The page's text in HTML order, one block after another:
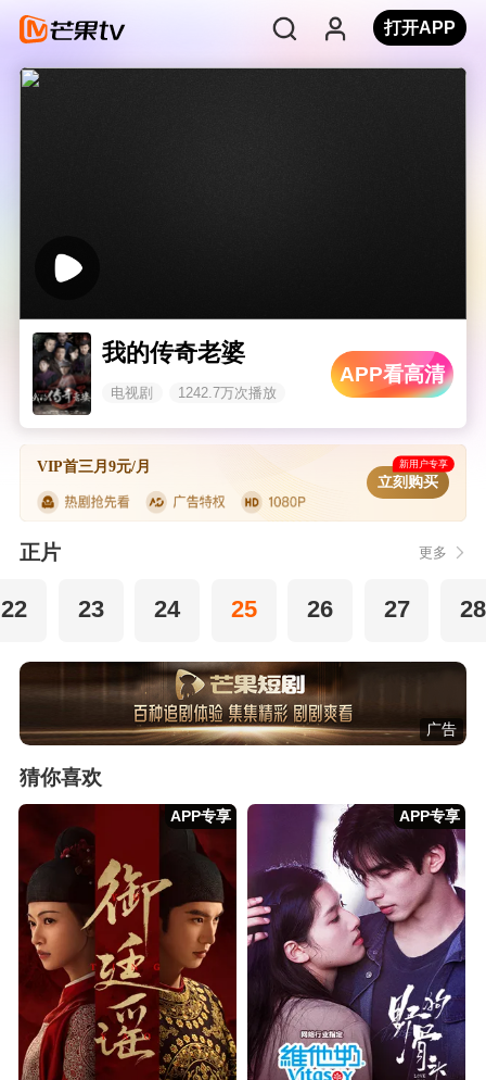
打开APP
我的传奇老婆
电视剧 1242.7万次播放
APP看高清
VIP首三月9元/月 新用户专享
立刻购买
正片 更多
22 23 24 25 26 27 28
广告
猜你喜欢
APP专享 APP专享